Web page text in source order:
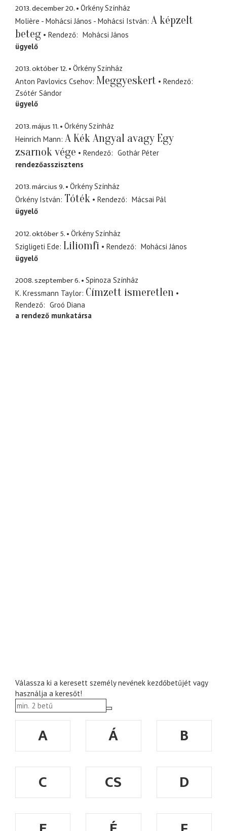
2013. december 20.
Örkény Színház
Molière - Mohácsi János - Mohácsi István A képzelt
beteg
Rendező
Mohácsi János
ügyelő
2013. október 12.
Örkény Színház
Anton Pavlovics Csehov Meggyeskert
Rendező
Zsótér Sándor
ügyelő
2013. május 11.
Örkény Színház
Heinrich Mann A Kék Angyal avagy Egy
zsarnok vége
Rendező
Gothár Péter
rendezőasszisztens
2013. március 9.
Örkény Színház
Örkény István Tóték Rendező
Mácsai Pál
ügyelő
2012. október 5.
Örkény Színház
Szigligeti Ede Liliomfi Rendező
Mohácsi János
ügyelő
2008. szeptember 6.
Spinoza Színház
K. Kressmann Taylor Címzett ismeretlen
Rendező
Groó Diana
a rendező munkatársa
Válassza ki a keresett személy nevének kezdőbetűjét vagy
használja a keresőt!
A Á
B
C
CS
D